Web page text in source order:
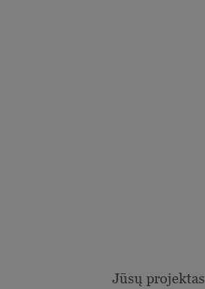
Jūsų projektas